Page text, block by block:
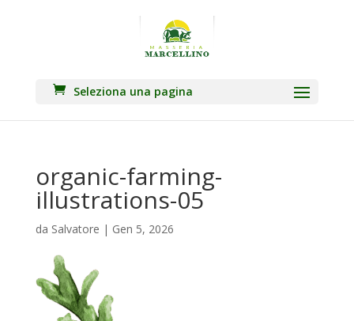
Seleziona una pagina
organic-farming-
illustrations-05
da Salvatore | Gen 5, 2026